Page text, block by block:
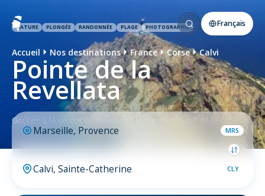
Français
NATURE PLONGÉE RANDONNÉE PLAGE PHOTOGRAPHIE
Accueil Nos destinations France Corse Calvi
Pointe de la
Revellata
Goûtez à la sérénité, découvrez le paradis caché de la côte.
MRS
CLY